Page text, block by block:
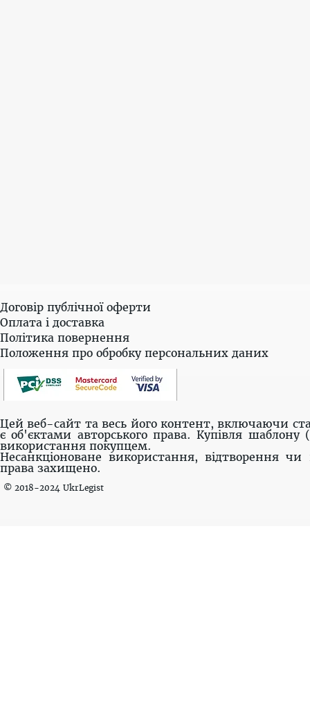
Договір публічної оферти
Оплата і доставка
Політика повернення
Положення про обробку персональних даних
Цей веб-сайт та весь його контент, включаючи
є об'єктами авторського права. Купівля шаблону
використання покупцем.
Несанкціоноване використання, відтворення
права захищено.
© 2018-2024 UkrLegist